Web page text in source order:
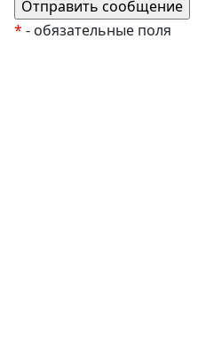
* - обязательные поля